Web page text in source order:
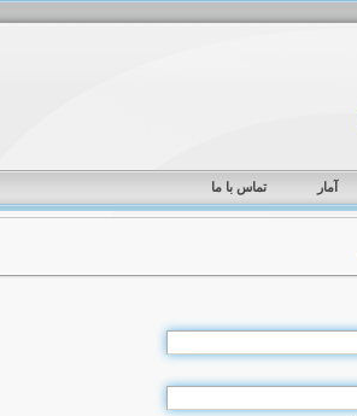
آمار تماس با ما